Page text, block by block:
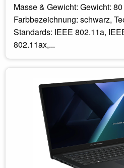
Masse & Gewicht: Gewicht:
Farbbezeichnung: schwarz,
Standards: IEEE 802.11a,
802.11ax,...